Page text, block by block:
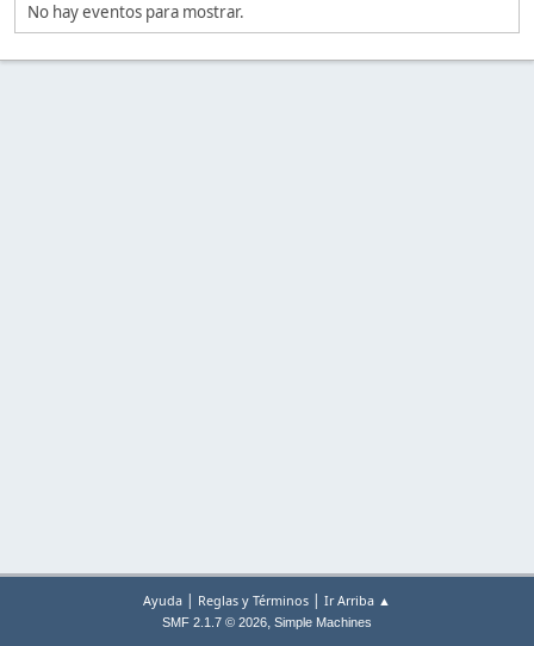
No hay eventos para mostrar.
Ayuda | Reglas y Términos | Ir Arriba ▲
SMF 2.1.7 © 2026, Simple Machines